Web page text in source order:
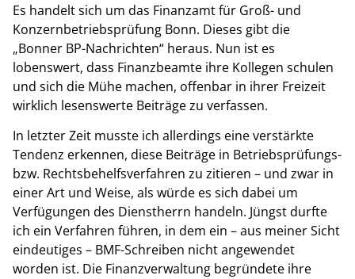
Es handelt sich um das Finanzamt für Groß- und
Konzernbetriebsprüfung Bonn. Dieses gibt die
„Bonner BP-Nachrichten“ heraus. Nun ist es
lobenswert, dass Finanzbeamte ihre Kollegen schulen
und sich die Mühe machen, offenbar in ihrer Freizeit
wirklich lesenswerte Beiträge zu verfassen.
In letzter Zeit musste ich allerdings eine verstärkte
Tendenz erkennen, diese Beiträge in Betriebsprüfungs-
bzw. Rechtsbehelfsverfahren zu zitieren ­– und zwar in
einer Art und Weise, als würde es sich dabei um
Verfügungen des Dienstherrn handeln. Jüngst durfte
ich ein Verfahren führen, in dem ein ­– aus meiner Sicht
eindeutiges – BMF-Schreiben nicht angewendet
worden ist. Die Finanzverwaltung begründete ihre